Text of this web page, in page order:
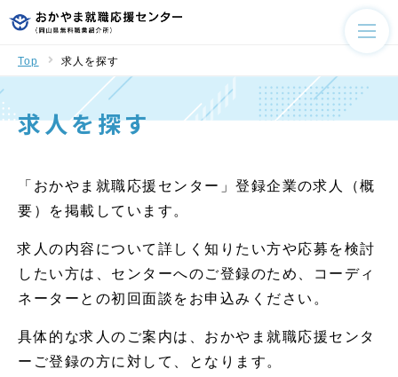
Top 求人を探す
求人を探す
「おかやま就職応援センター」登録企業の求人（概
要）を掲載しています。
求人の内容について詳しく知りたい方や応募を検討
したい方は、センターへのご登録のため、コーディ
ネーターとの初回面談をお申込みください。
具体的な求人のご案内は、おかやま就職応援センタ
ーご登録の方に対して、となります。